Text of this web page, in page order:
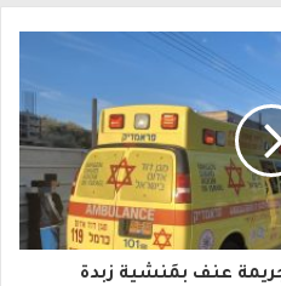
عنف بمَنشية زبدة